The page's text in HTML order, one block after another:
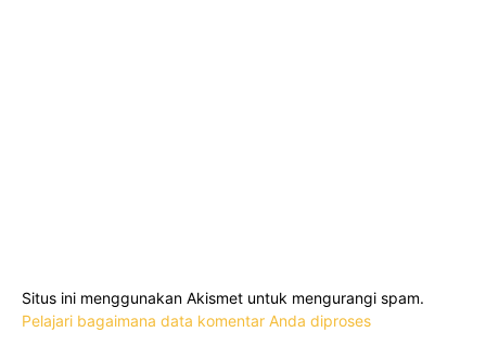
Situs ini menggunakan Akismet untuk mengurangi spam.
Pelajari bagaimana data komentar Anda diproses